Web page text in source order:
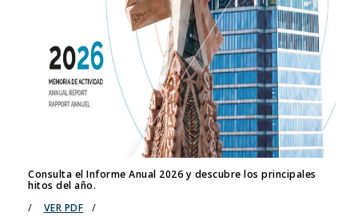
Consulta el Informe Anual 2026 y descubre los principales
hitos del año.
/ VER PDF /